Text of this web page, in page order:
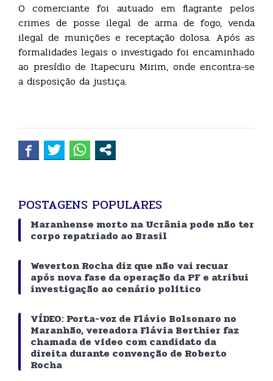
O comerciante foi autuado em flagrante pelos
crimes de posse ilegal de arma de fogo, venda
ilegal de munições e receptação dolosa. Após as
formalidades legais o investigado foi encaminhado
ao presídio de Itapecuru Mirim, onde encontra-se
a disposição da justiça.
POSTAGENS POPULARES
Maranhense morto na Ucrânia pode não ter
corpo repatriado ao Brasil
Weverton Rocha diz que não vai recuar
após nova fase da operação da PF e atribui
investigação ao cenário político
VÍDEO: Porta-voz de Flávio Bolsonaro no
Maranhão, vereadora Flávia Berthier faz
chamada de vídeo com candidato da
direita durante convenção de Roberto
Rocha